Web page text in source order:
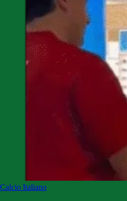
Calcio Italiano